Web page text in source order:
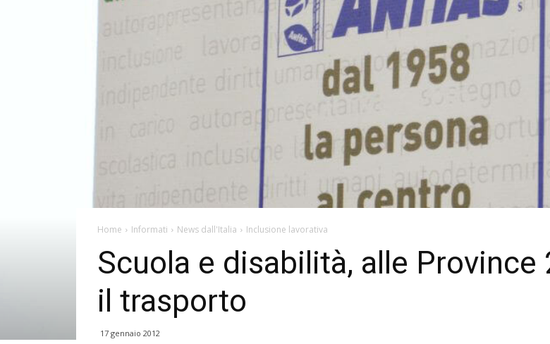
Home Informati News dall'Italia Inclusione lavorativa
Scuola e disabilità, alle
il trasporto
17 gennaio 2012